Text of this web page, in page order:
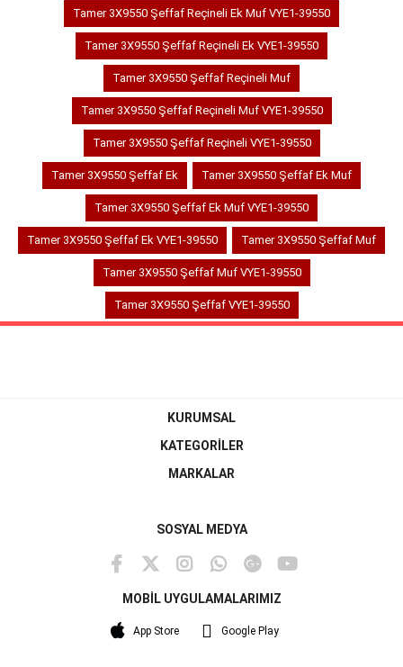
Tamer 3X9550 Şeffaf Reçineli Ek Muf VYE1-39550
Tamer 3X9550 Şeffaf Reçineli Ek VYE1-39550
Tamer 3X9550 Şeffaf Reçineli Muf
Tamer 3X9550 Şeffaf Reçineli Muf VYE1-39550
Tamer 3X9550 Şeffaf Reçineli VYE1-39550
Tamer 3X9550 Şeffaf Ek Tamer 3X9550 Şeffaf Ek Muf
Tamer 3X9550 Şeffaf Ek Muf VYE1-39550
Tamer 3X9550 Şeffaf Ek VYE1-39550 Tamer 3X9550 Şeffaf Muf
Tamer 3X9550 Şeffaf Muf VYE1-39550
Tamer 3X9550 Şeffaf VYE1-39550
KURUMSAL
KATEGORİLER
MARKALAR
SOSYAL MEDYA
MOBİL UYGULAMALARIMIZ
App Store Google Play